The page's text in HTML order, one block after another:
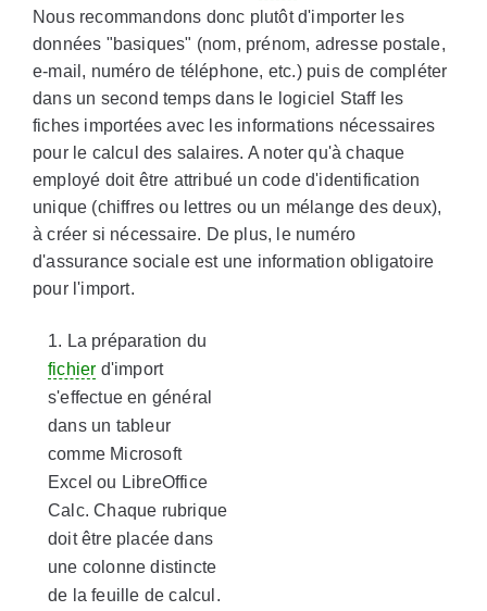
Nous recommandons donc plutôt d'importer les
données "basiques" (nom, prénom, adresse postale,
e-mail, numéro de téléphone, etc.) puis de compléter
dans un second temps dans le logiciel Staff les
fiches importées avec les informations nécessaires
pour le calcul des salaires. A noter qu'à chaque
employé doit être attribué un code d'identification
unique (chiffres ou lettres ou un mélange des deux),
à créer si nécessaire. De plus, le numéro
d'assurance sociale est une information obligatoire
pour l'import.
1. La préparation du
fichier d'import
s'effectue en général
dans un tableur
comme Microsoft
Excel ou LibreOffice
Calc. Chaque rubrique
doit être placée dans
une colonne distincte
de la feuille de calcul.